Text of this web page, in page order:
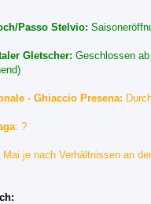
Passo Stelvio:
Gletscher: Geschlossen
- Ghiaccio Presena:
: ?
Mai je nach Verhältnissen an